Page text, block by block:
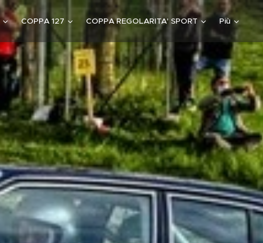
COPPA 127 COPPA REGOLARITA' SPORT Più